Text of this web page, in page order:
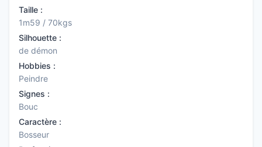
Taille :
1m59 / 70kgs
Silhouette :
de démon
Hobbies :
Peindre
Signes :
Bouc
Caractère :
Bosseur